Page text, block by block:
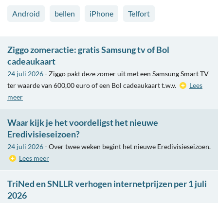
Android bellen iPhone Telfort
Ziggo zomeractie: gratis Samsung tv of Bol
cadeaukaart
24 juli 2026- Ziggo pakt deze zomer uit met een Samsung Smart TV
ter waarde van 600,00 euro of een Bol cadeaukaart t.w.v.
Lees
meer
Waar kijk je het voordeligst het nieuwe
Eredivisieseizoen?
24 juli 2026- Over twee weken begint het nieuwe Eredivisieseizoen.
Lees meer
TriNed en SNLLR verhogen internetprijzen per 1 juli
2026